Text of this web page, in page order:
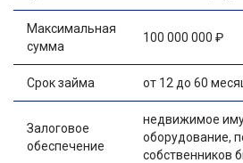
Максимальная
сумма
100 000 000 ₽
Срок займа от 12 до 60
Залоговое
обеспечение
недвижимое
оборудование,
собственников